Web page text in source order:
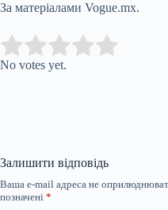
За матеріалами Vogue.mx.
Rate this item:
No votes yet.
Залишити відповідь
Ваша e-mail адреса не
позначені *